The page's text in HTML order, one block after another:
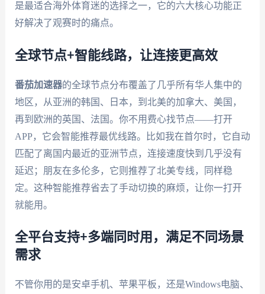
是最适合海外体育迷的选择之一，它的六大核心功能正
好解决了观赛时的痛点。
全球节点+智能线路，让连接更高效
番茄加速器的全球节点分布覆盖了几乎所有华人集中的
地区，从亚洲的韩国、日本，到北美的加拿大、美国，
再到欧洲的英国、法国。你不用费心找节点——打开
APP，它会智能推荐最优线路。比如我在首尔时，它自动
匹配了离国内最近的亚洲节点，连接速度快到几乎没有
延迟；朋友在多伦多，它则推荐了北美专线，同样稳
定。这种智能推荐省去了手动切换的麻烦，让你一打开
就能用。
全平台支持+多端同时用，满足不同场景
需求
不管你用的是安卓手机、苹果平板，还是Windows电脑、